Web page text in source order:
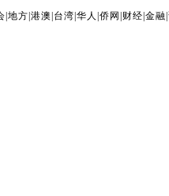
|地方 |港澳 台湾 |华人 |侨网 财经 |金融 |